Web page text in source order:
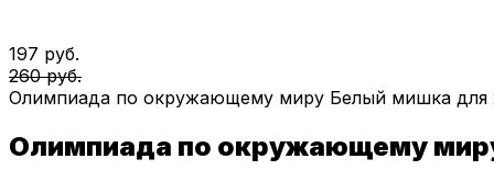
197 руб.
260 руб.
Олимпиада по окружающему миру Белый мишка для
Олимпиада по окружающему